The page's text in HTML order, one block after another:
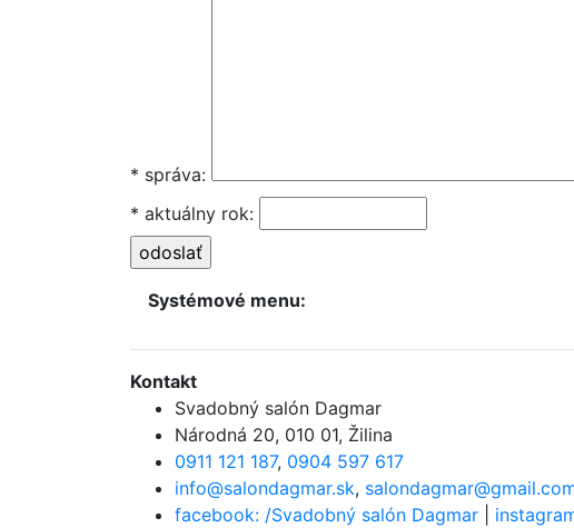
* správa:
* aktuálny rok:
Systémové menu:
Kontakt
Svadobný salón Dagmar
Národná 20, 010 01, Žilina
0911 121 187, 0904 597 617
info@salondagmar.sk,
facebook: /Svadobný salón Dagmar